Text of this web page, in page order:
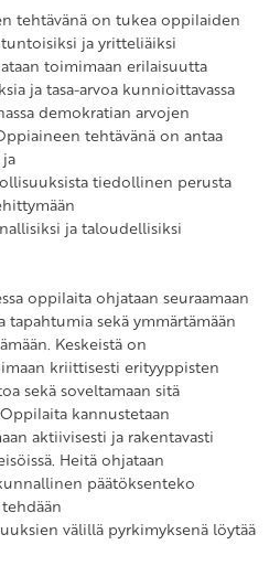
tehtävänä on tukea oppilaiden
ja yritteliäiksi
toimimaan erilaisuutta
ja tasa-arvoa kunnioittavassa
demokratian arvojen
tehtävänä on antaa
tiedollinen perusta
ja taloudellisiksi
oppilaita ohjataan seuraamaan
tapahtumia sekä ymmärtämään
Keskeistä on
kriittisesti erityyppisten
sekä soveltamaan sitä
kannustetaan
aktiivisesti ja rakentavasti
Heitä ohjataan
päätöksenteko
välillä pyrkimyksenä löytää